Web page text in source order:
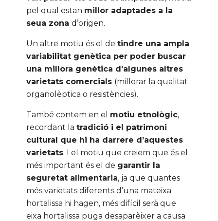
pel qual estan millor adaptades a la
seua zona d’origen.
Un altre motiu és el de tindre una ampla
variabilitat genètica per poder buscar
una millora genètica d’algunes altres
varietats comercials (millorar la qualitat
organolèptica o resistències).
També contem en el motiu etnològic,
recordant la tradició i el patrimoni
cultural que hi ha darrere d’aquestes
varietats. I el motiu que creiem que és el
més important és el de garantir la
seguretat alimentaria, ja que quantes
més varietats diferents d’una mateixa
hortalissa hi hagen, més difícil serà que
eixa hortalissa puga desaparèixer a causa